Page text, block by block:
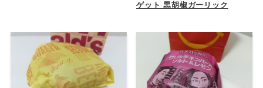
ゲット 黒胡椒ガーリック